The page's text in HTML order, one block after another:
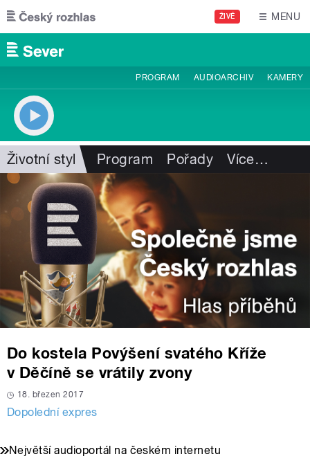
Přejít k hlavnímu obsahu
ŽIVĚ MENU
PROGRAM AUDIOARCHIV KAMERY
Životní styl Program Pořady Více…
Do kostela Povýšení svatého Kříže
v Děčíně se vrátily zvony
18. březen 2017
Dopolední expres
Největší audioportál na českém internetu